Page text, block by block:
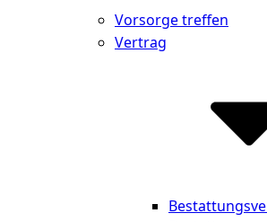
Vorsorge treffen
Vertrag